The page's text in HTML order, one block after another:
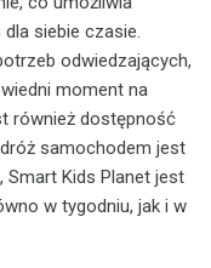
siebie czasie.
odwiedzających,
moment na
również dostępność
samochodem jest
Smart Kids Planet jest
w tygodniu, jak i w